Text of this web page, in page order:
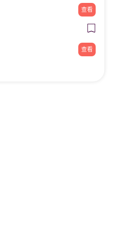
查看
查看